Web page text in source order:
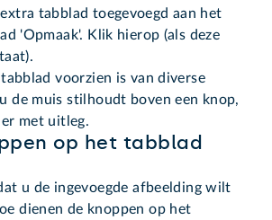
tabblad toegevoegd aan het
'Opmaak'. Klik hierop (als deze
voorzien is van diverse
de muis stilhoudt boven een knop,
met uitleg.
op het tabblad
u de ingevoegde afbeelding wilt
dienen de knoppen op het